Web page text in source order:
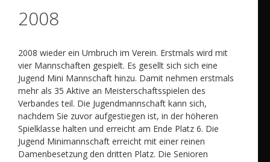
2008
2008 wieder ein Umbruch im Verein. Erstmals wird mit
vier Mannschaften gespielt. Es gesellt sich sich eine
Jugend Mini Mannschaft hinzu. Damit nehmen erstmals
mehr als 35 Aktive an Meisterschaftsspielen des
Verbandes teil. Die Jugendmannschaft kann sich,
nachdem Sie zuvor aufgestiegen ist, in der höheren
Spielklasse halten und erreicht am Ende Platz 6. Die
Jugend Minimannschaft erreicht mit einer reinen
Damenbesetzung den dritten Platz. Die Senioren